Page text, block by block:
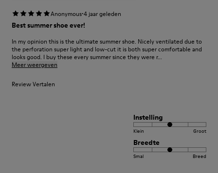
Anonymous·4 jaar geleden
Best summer shoe ever!
In my opinion this is the ultimate summer shoe. Nicely ventilated due to
the perforation super light and low-cut it is both super comfortable and
looks good. I buy these every summer since they were r...
Meer weergeven
Review Vertalen
Instelling
Klein Groot
Breedte
Smal Breed